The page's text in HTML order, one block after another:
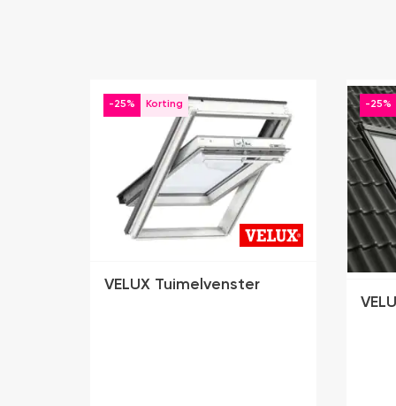
-25%
VELUX Tuimelvenster
-25%